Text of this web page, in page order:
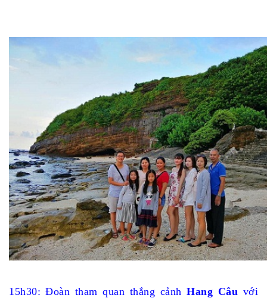
15h30: Đoàn tham quan thắng cảnhHang Câu với